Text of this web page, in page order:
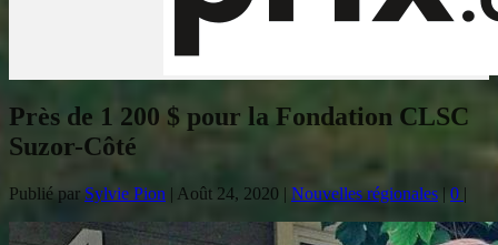
Près de 1 200 $ pour la Fondation CLSC
Suzor-Côté
Publié par Sylvie Pion | Août 24, 2020 | Nouvelles régionales | 0 |